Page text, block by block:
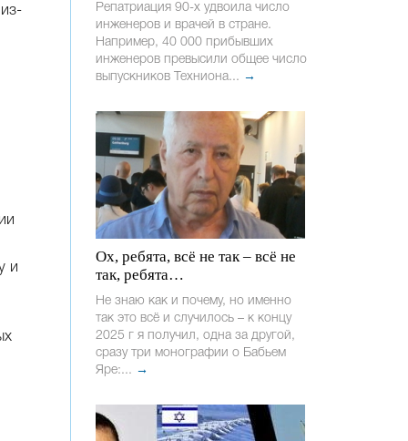
и
Репатриация 90-х удвоила число
инженеров и врачей в стране.
Например, 40 000 прибывших
инженеров превысили общее число
выпускников Техниона... →
Ох, ребята, всё не так – всё не
так, ребята…
Не знаю как и почему, но именно
так это всё и случилось – к концу
2025 г я получил, одна за другой,
сразу три монографии о Бабьем
Яре:... →